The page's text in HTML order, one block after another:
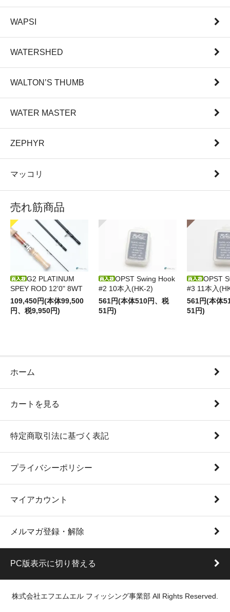
WAPSI
WATERSHED
WALTON’S THUMB
WATER MASTER
ZEPHYR
マッコリ
売れ筋商品
G2 PLATINUM
SPEY ROD 12'0" 8WT
109,450円(本体99,500
円、税9,950円)
OPST Swing Hook
#2 10本入(HK-2)
561円(本体510円、税
51円)
OPST
#3 11本入
561円(本体
51円)
ホーム
カートを見る
特定商取引法に基づく表記
プライバシーポリシー
マイアカウント
メルマガ登録・解除
PC版表示に切り替える
株式会社エフエムエル フィッシング事業部 All Rights Reserved.